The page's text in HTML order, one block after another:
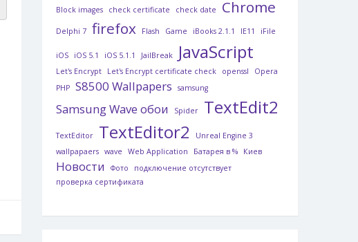
Block images check certificate check date Chrome
Delphi 7 firefox Flash Game iBooks 2.1.1 IE11 iFile
iOS iOS 5.1 iOS 5.1.1 JailBreak JavaScript
Let's Encrypt Let's Encrypt certificate check openssl
Opera
PHP S8500 Wallpapers samsung
Samsung Wave обои Spider TextEdit2
TextEditor TextEditor2
Unreal Engine 3
wallpapaers wave Web Application Батарея в % Киев
Новости Фото
подключение отсутствует
проверка сертификата